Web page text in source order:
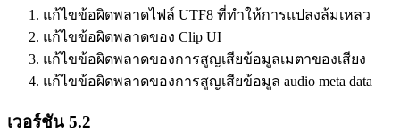
แก้ไขข้อผิดพลาดไฟล์ UTF8 ที่ทำให้การแปลงล้มเหลว
แก้ไขข้อผิดพลาดของ Clip UI
แก้ไขข้อผิดพลาดของการสูญเสียข้อมูลเมตาของเสียง
แก้ไขข้อผิดพลาดของการสูญเสียข้อมูล audio meta data
เวอร์ชัน 5.2